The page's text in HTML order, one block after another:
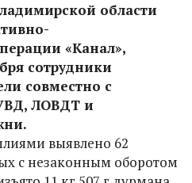
области
«Канал»,
сотрудники
совместно с
ЛОВДТ и
выявлено 62
с незаконным оборотом